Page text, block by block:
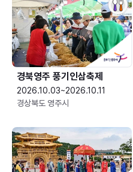
경북영주 풍기인삼축제
2026.10.03~2026.10.11
경상북도 영주시